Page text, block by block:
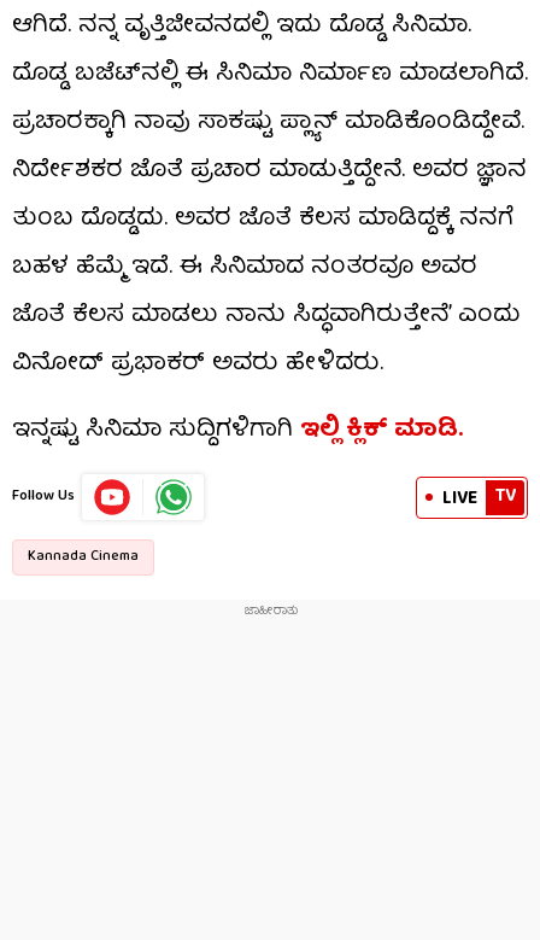
ಆಗಿದೆ. ನನ್ನ ವೃತ್ತಿಜೀವನದಲ್ಲಿ ಇದು ದೊಡ್ಡ ಸಿನಿಮಾ.
ದೊಡ್ಡ ಬಜೆಟ್​ನಲ್ಲಿ ಈ ಸಿನಿಮಾ ನಿರ್ಮಾಣ ಮಾಡಲಾಗಿದೆ.
ಪ್ರಚಾರಕ್ಕಾಗಿ ನಾವು ಸಾಕಷ್ಟು ಪ್ಲ್ಯಾನ್ ಮಾಡಿಕೊಂಡಿದ್ದೇವೆ.
ನಿರ್ದೇಶಕರ ಜೊತೆ ಪ್ರಚಾರ ಮಾಡುತ್ತಿದ್ದೇನೆ. ಅವರ ಜ್ಞಾನ
ತುಂಬ ದೊಡ್ಡದು. ಅವರ ಜೊತೆ ಕೆಲಸ ಮಾಡಿದ್ದಕ್ಕೆ ನನಗೆ
ಬಹಳ ಹೆಮ್ಮೆ ಇದೆ. ಈ ಸಿನಿಮಾದ ನಂತರವೂ ಅವರ
ಜೊತೆ ಕೆಲಸ ಮಾಡಲು ನಾನು ಸಿದ್ಧವಾಗಿರುತ್ತೇನೆ’ ಎಂದು
ವಿನೋದ್ ಪ್ರಭಾಕರ್ ಅವರು ಹೇಳಿದರು.
ಇನ್ನಷ್ಟು ಸಿನಿಮಾ ಸುದ್ದಿಗಳಿಗಾಗಿ ಇಲ್ಲಿ ಕ್ಲಿಕ್​ ಮಾಡಿ.
Follow Us LIVE TV
Kannada Cinema